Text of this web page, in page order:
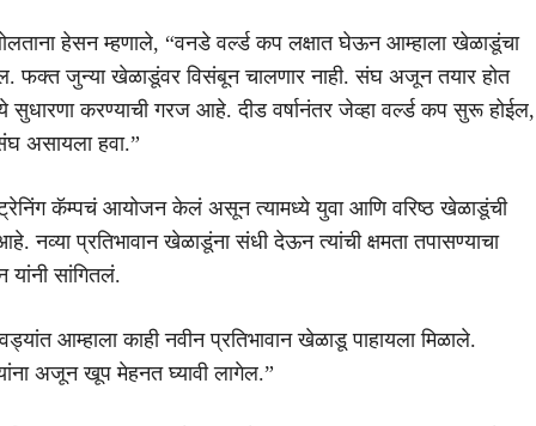
हेसन म्हणाले, “वनडे वर्ल्ड कप लक्षात घेऊन आम्हाला खेळाडूंचा
फक्त जुन्या खेळाडूंवर विसंबून चालणार नाही. संघ अजून तयार होत
करण्याची गरज आहे. दीड वर्षानंतर जेव्हा वर्ल्ड कप सुरू होईल,
असायला हवा.”
ट्रेनिंग कॅम्पचं आयोजन केलं असून त्यामध्ये युवा आणि वरिष्ठ खेळाडूंची
प्रतिभावान खेळाडूंना संधी देऊन त्यांची क्षमता तपासण्याचा
सांगितलं.
आम्हाला काही नवीन प्रतिभावान खेळाडू पाहायला मिळाले.
अजून खूप मेहनत घ्यावी लागेल.”